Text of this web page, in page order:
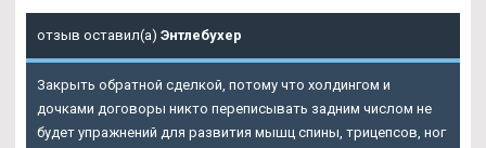
отзыв оставил(а) Энтлебухер
Закрыть обратной сделкой, потому что холдингом и
дочками договоры никто переписывать задним числом не
будет упражнений для развития мышц спины, трицепсов, ног